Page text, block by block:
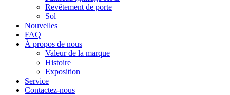
Revêtement de porte
Sol
Nouvelles
FAQ
À propos de nous
Valeur de la marque
Histoire
Exposition
Service
Contactez-nous